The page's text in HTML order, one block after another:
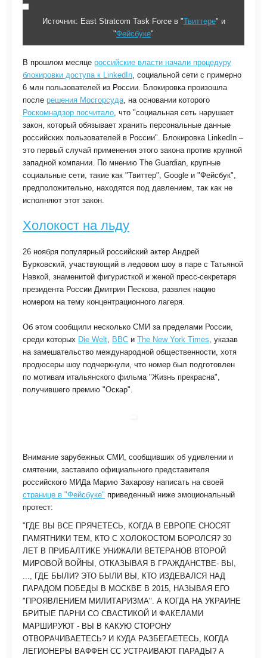
Источник: East Stratcom Task Force в "Твиттере" и
"Фейсбуке"
В прошлом месяце российские власти начали процедуру
блокировки доступа к LinkedIn , социальной сети с примерно
6 млн пользователей из России. Блокировка произошла
после решения Мосгорсуда , на основании которого
Роскомнадзор посчитало что "социальная сеть нарушает
закон, который обязывает хранить персональные данные
российских пользователей в России".
Блокировка LinkedIn –
это первый случай применения этого закона против крупной
западной компании. По мнению The Guardian, крупные
социальные сети, такие как "Твиттер", Google и "Фейсбук",
предположительно, находятся под давлением, так как не
исполняют этот закон.
Холокост на льду
26 ноября популярный российский актер Андрей
Бурковский, участвующий в ледовом шоу в паре с Татьяной
Навкой, знаменитой фигуристкой и женой пресс-секретаря
президента России Дмитрия Пескова, развлек нацию
номером на тему концентрационного лагеря.
Об этом сообщили несколько СМИ за пределами России,
среди которых Die Welt BBC и The New York Times , указав
на замешательство международной общественности, хотя
продюсеры шоу подчеркнули, что номер был подготовлен
по мотивам итальянского фильма "Жизнь прекрасна",
получившего премию "Оскар".
Внимание зарубежных СМИ, сообщивших об удивлении и
смятении, заставило официального представителя
российского МИДа Марию Захарову написать на своей
странице в "Фейсбуке" приведенный ниже эмоциональный
протест:
"ГДЕ ВЫ ВСЕ ПРЯЧЕТЕСЬ, КОГДА В ЕВРОПЕ СНОСЯТ
ПАМЯТНИКИ ТЕМ, КТО С ХОЛОКОСТОМ БОРОЛСЯ? 30
ЛЕТ В ПРИБАЛТИКЕ УНИЖАЛИ ВЕТЕРАНОВ ВТОРОЙ
МИРОВОЙ ВОЙНЫ, ОТКАЗЫВАЯ В ГРАЖДАНСТВЕ- ВЫ,
..., ГДЕ БЫЛИ? ЭТО БЫЛИ ВЫ, КТО ИЗДЕВАЛСЯ НАД
ПАРАДОМ ПОБЕДЫ В МОСКВЕ В 2015, НАЗЫВАЯ ЕГО
"ПРОЯВЛЕНИЕМ МИЛИТАРИЗМА". А КОГДА НА УКРАИНЕ
БРИТЫЕ ПАРНИ СО СВАСТИКОЙ И ФАКЕЛАМИ
МАРШИРУЮТ - ВЫ В КАКУЮ СТОРОНУ
ОТВОРАЧИВАЕТЕСЬ? И КУДА РАЗБЕГАЕТЕСЬ, КОГДА
ЛЕГИОНЕРЫ ВАФФЕН СС УСТРАИВАЮТ ПАРАДЫ? А